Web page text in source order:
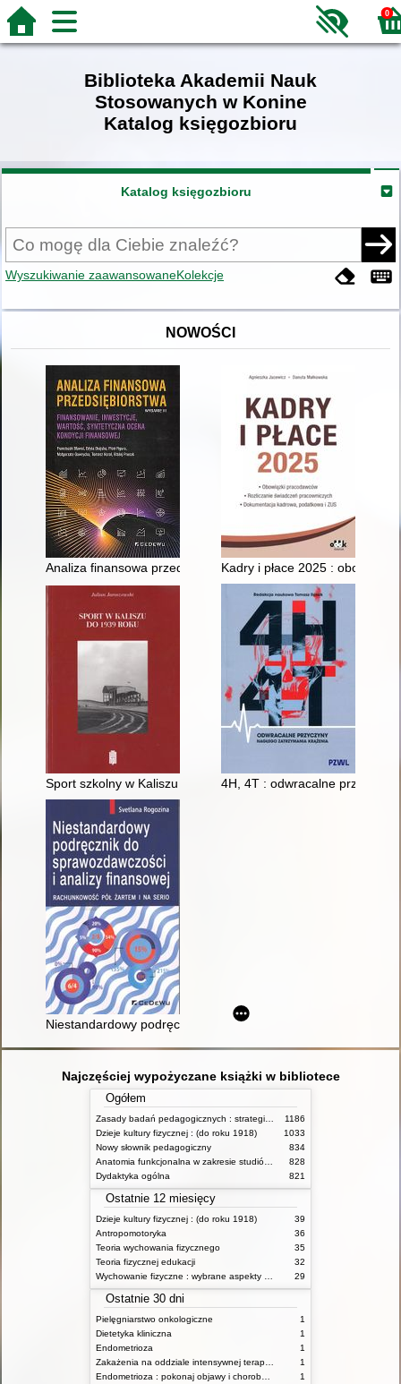
0
Biblioteka Akademii Nauk
Stosowanych w Konine
Katalog księgozbioru
Katalog księgozbioru
Wyszukiwanie zaawansowaneKolekcje
NOWOŚCI
Analiza finansowa przedsiębiorstwa : finansowanie,
Kadry i płace 2025 :
Sport szkolny w Kaliszu do 1939 roku4H, 4T : odwracalne przyczyny
Niestandardowy podręcznik do sprawozdawczości i analizy
Najczęściej wypożyczane książki w bibliotece
Ogółem
1186
Dzieje kultury fizycznej : (do roku 1918)
1033
Nowy słownik pedagogiczny
834
828
Dydaktyka ogólna
821
Ostatnie 12 miesięcy
Dzieje kultury fizycznej : (do roku 1918)
39
Antropomotoryka
36
Teoria wychowania fizycznego
35
Teoria fizycznej edukacji
32
29
Ostatnie 30 dni
Pielęgniarstwo onkologiczne
1
Dietetyka kliniczna
1
Endometrioza
1
1
1